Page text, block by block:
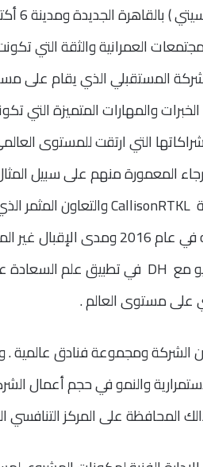
العمرانية والثقة التي
والمهارات المتميزة التي
التي ارتقت للمستوى
المعمورة منهم على سبيل
CallisonRTKLوالتعاون المثمر
من العملاء منذ إطلاقه في عام
مع DH في تطبيق علم السعادة
على مستوى العالم .
الشركة ومجموعة فنادق عالمية
المحافظة على المركز